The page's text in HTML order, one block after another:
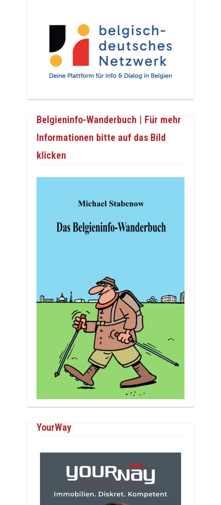
Belgieninfo-Wanderbuch | Für mehr
Informationen bitte auf das Bild
klicken
YourWay